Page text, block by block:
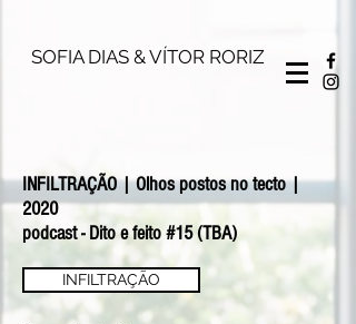
SOFIA DIAS & VÍTOR RORIZ
INFILTRAÇÃO|Olhos postos no tecto|
2020
podcast - Dito e feito #15 (TBA)
INFILTRAÇÃO